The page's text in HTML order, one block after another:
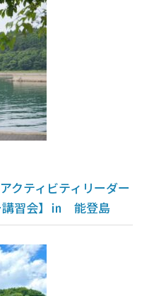
クティビティリーダー
講習会】㏌ 能登島